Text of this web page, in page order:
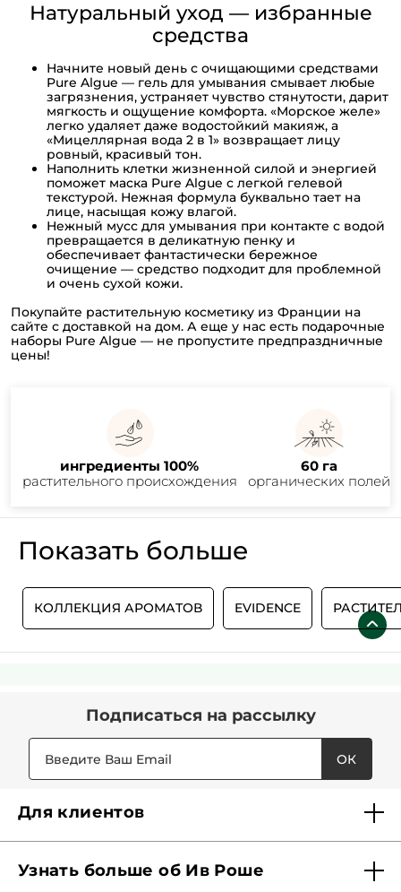
Натуральный уход — избранные
средства
Начните новый день с очищающими средствами
Pure Algue — гель для умывания смывает любые
загрязнения, устраняет чувство стянутости, дарит
мягкость и ощущение комфорта. «Морское желе»
легко удаляет даже водостойкий макияж, а
«Мицеллярная вода 2 в 1» возвращает лицу
ровный, красивый тон.
Наполнить клетки жизненной силой и энергией
поможет маска Pure Algue с легкой гелевой
текстурой. Нежная формула буквально тает на
лице, насыщая кожу влагой.
Нежный мусс для умывания при контакте с водой
превращается в деликатную пенку и
обеспечивает фантастически бережное
очищение — средство подходит для проблемной
и очень сухой кожи.
Покупайте растительную косметику из Франции на
сайте с доставкой на дом. А еще у нас есть подарочные
наборы Pure Algue — не пропустите предпраздничные
цены!
ингредиенты 100%
растительного происхождения
60 га
органических полей
Показать больше
КОЛЛЕКЦИЯ АРОМАТОВ EVIDENCE
Подписаться на рассылку
ОК
Для клиентов
Карта Мерси
Узнать больше об Ив Роше